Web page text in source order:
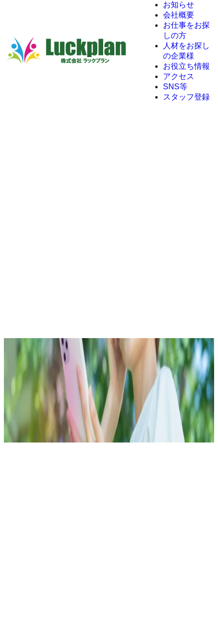
お知らせ
会社概要
お仕事をお探
しの方
人材をお探し
の企業様
お役立ち情報
アクセス
SNS等
スタッフ登録